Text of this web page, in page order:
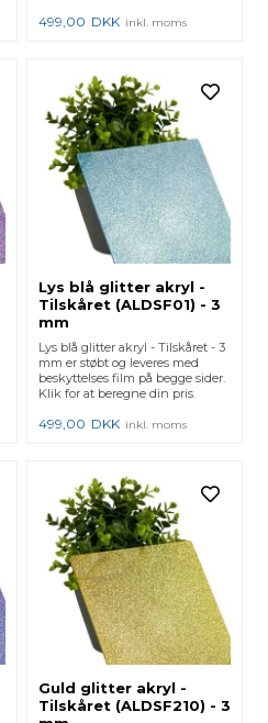
499,00 DKK inkl. moms
Lys blå glitter akryl -
Tilskåret (ALDSF01) - 3
mm
Lys blå glitter akryl - Tilskåret - 3
mm er støbt og leveres med
beskyttelses film på begge sider.
Klik for at beregne din pris.
499,00 DKK inkl. moms
Guld glitter akryl -
Tilskåret (ALDSF210) - 3